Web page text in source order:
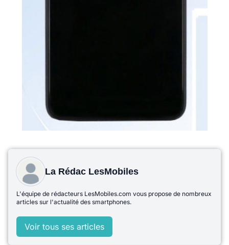
La Rédac LesMobiles
L'équipe de rédacteurs LesMobiles.com vous propose de nombreux
articles sur l'actualité des smartphones.
Voir tous ses articles